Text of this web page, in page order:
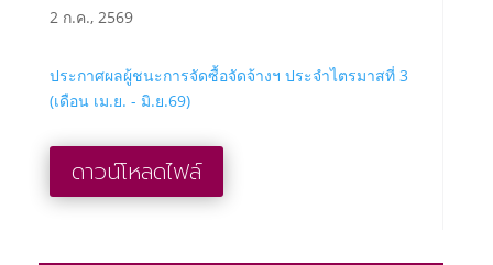
2 ก.ค., 2569
ประกาศผลผู้ชนะการจัดซื้อจัดจ้างฯ ประจำไตรมาสที่ 3
(เดือน เม.ย. - มิ.ย.69)
ดาวน์โหลดไฟล์